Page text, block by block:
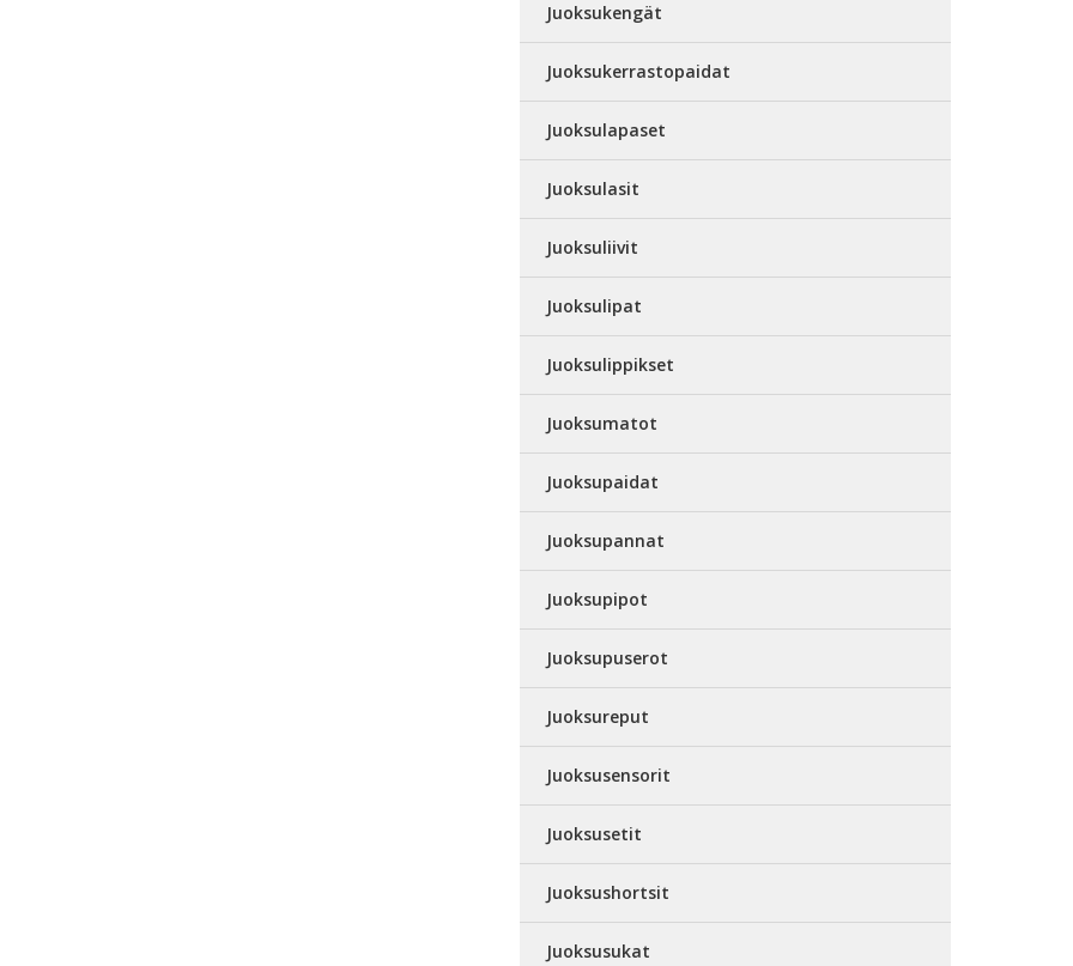
Juoksukengät
Juoksukerrastopaidat
Juoksulapaset
Juoksulasit
Juoksuliivit
Juoksulipat
Juoksulippikset
Juoksumatot
Juoksupaidat
Juoksupannat
Juoksupipot
Juoksupuserot
Juoksureput
Juoksusensorit
Juoksusetit
Juoksushortsit
Juoksusukat